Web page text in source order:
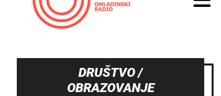
DRUŠTVO /
OBRAZOVANJE